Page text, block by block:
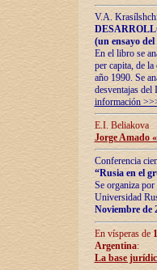
V.A.
(un ensayo
En el libro se
per capita, de
año 1990. Se
desventajas
información
E.I. Beliakova
Jorge Amado
Conferencia
“Rusia en el
Se organiza
Universidad
Noviembre de
En vísperas de
Argentina:
La base